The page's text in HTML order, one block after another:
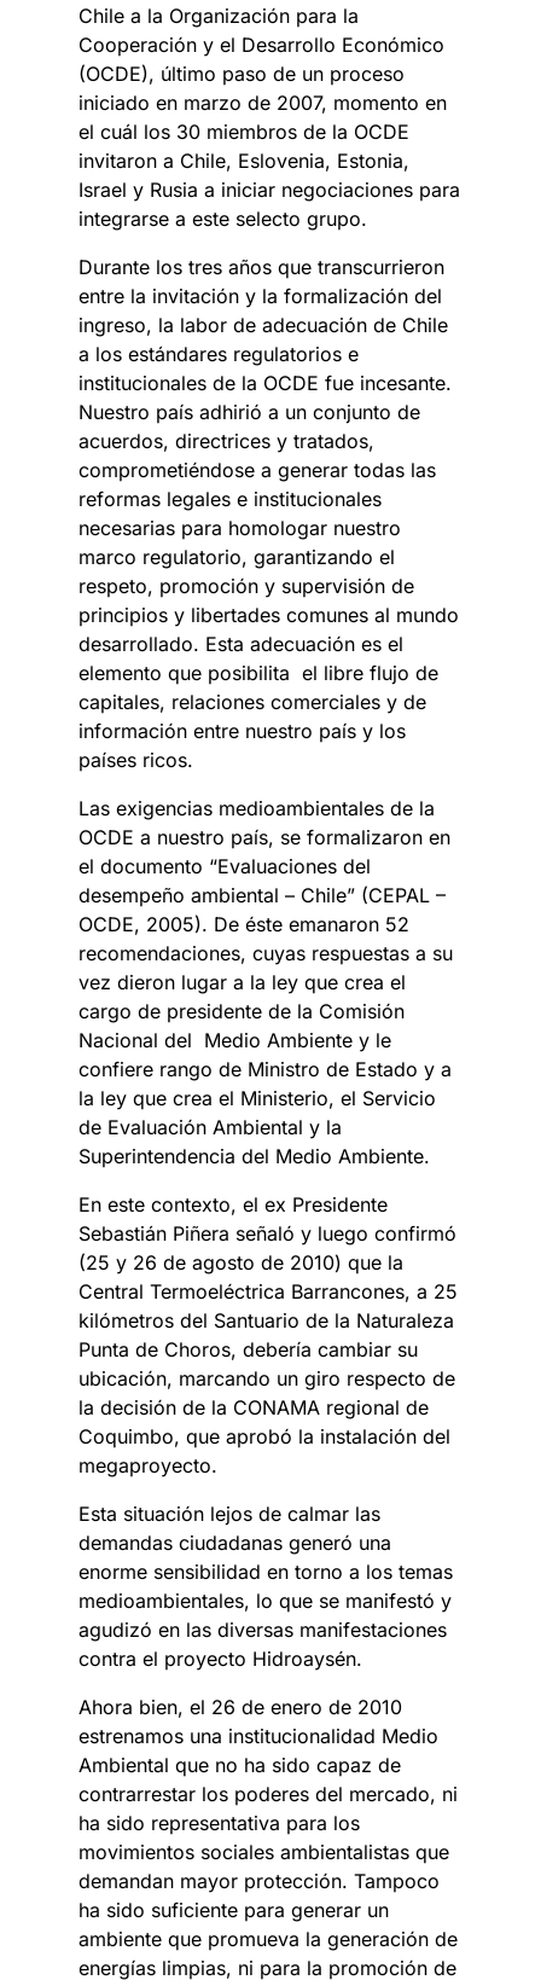
Chile a la Organización para la
Cooperación y el Desarrollo Económico
(OCDE), último paso de un proceso
iniciado en marzo de 2007, momento en
el cuál los 30 miembros de la OCDE
invitaron a Chile, Eslovenia, Estonia,
Israel y Rusia a iniciar negociaciones para
integrarse a este selecto grupo.
Durante los tres años que transcurrieron
entre la invitación y la formalización del
ingreso, la labor de adecuación de Chile
a los estándares regulatorios e
institucionales de la OCDE fue incesante.
Nuestro país adhirió a un conjunto de
acuerdos, directrices y tratados,
comprometiéndose a generar todas las
reformas legales e institucionales
necesarias para homologar nuestro
marco regulatorio, garantizando el
respeto, promoción y supervisión de
principios y libertades comunes al mundo
desarrollado. Esta adecuación es el
elemento que posibilita el libre flujo de
capitales, relaciones comerciales y de
información entre nuestro país y los
países ricos.
Las exigencias medioambientales de la
OCDE a nuestro país, se formalizaron en
el documento “Evaluaciones del
desempeño ambiental – Chile” (CEPAL –
OCDE, 2005). De éste emanaron 52
recomendaciones, cuyas respuestas a su
vez dieron lugar a la ley que crea el
cargo de presidente de la Comisión
Nacional del Medio Ambiente y le
confiere rango de Ministro de Estado y a
la ley que crea el Ministerio, el Servicio
de Evaluación Ambiental y la
Superintendencia del Medio Ambiente.
En este contexto, el ex Presidente
Sebastián Piñera señaló y luego confirmó
(25 y 26 de agosto de 2010) que la
Central Termoeléctrica Barrancones, a 25
kilómetros del Santuario de la Naturaleza
Punta de Choros, debería cambiar su
ubicación, marcando un giro respecto de
la decisión de la CONAMA regional de
Coquimbo, que aprobó la instalación del
megaproyecto.
Esta situación lejos de calmar las
demandas ciudadanas generó una
enorme sensibilidad en torno a los temas
medioambientales, lo que se manifestó y
agudizó en las diversas manifestaciones
contra el proyecto Hidroaysén.
Ahora bien, el 26 de enero de 2010
estrenamos una institucionalidad Medio
Ambiental que no ha sido capaz de
contrarrestar los poderes del mercado, ni
ha sido representativa para los
movimientos sociales ambientalistas que
demandan mayor protección. Tampoco
ha sido suficiente para generar un
ambiente que promueva la generación de
energías limpias, ni para la promoción de